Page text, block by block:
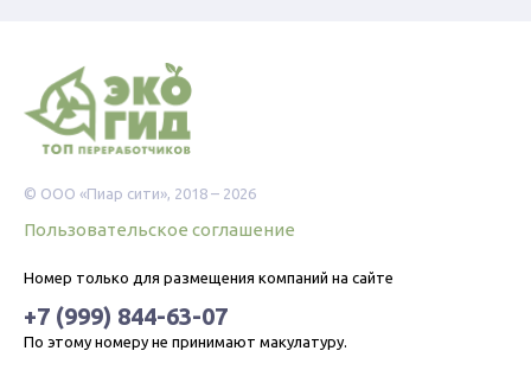
© ООО «Пиар сити», 2018 – 2026
Пользовательское соглашение
Номер только для размещения компаний на сайте
+7 (999) 844-63-07
По этому номеру не принимают макулатуру.